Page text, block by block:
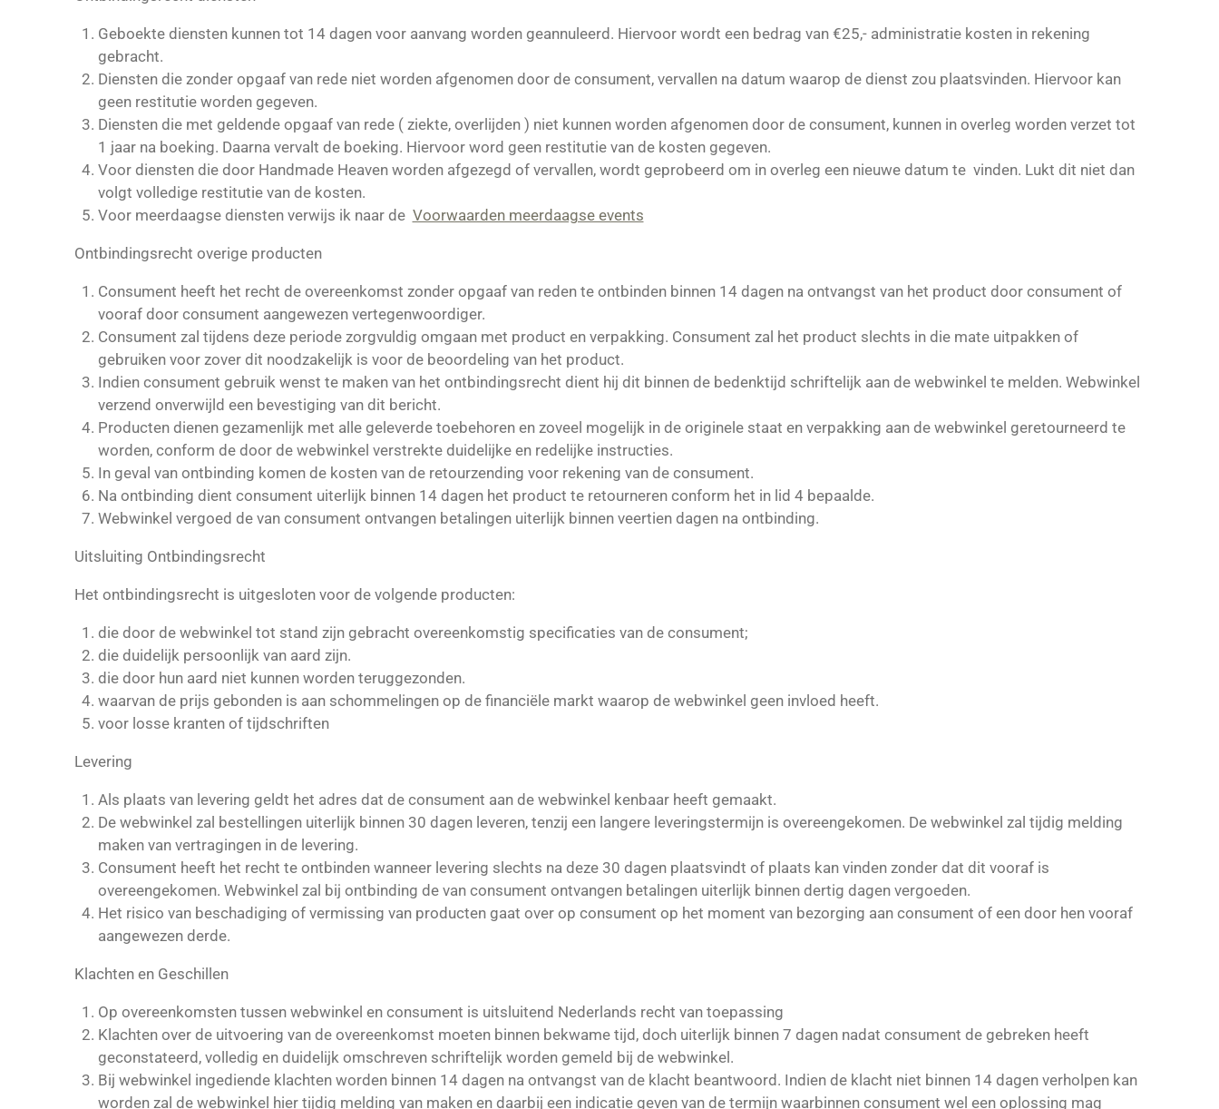
Geboekte diensten kunnen tot 14 dagen voor aanvang worden geannuleerd. Hiervoor wordt een bedrag van €25,- administratie kosten in rekening
gebracht.
Diensten die zonder opgaaf van rede niet worden afgenomen door de consument, vervallen na datum waarop de dienst zou plaatsvinden. Hiervoor kan
geen restitutie worden gegeven.
Diensten die met geldende opgaaf van rede ( ziekte, overlijden ) niet kunnen worden afgenomen door de consument, kunnen in overleg worden verzet tot
1 jaar na boeking. Daarna vervalt de boeking. Hiervoor word geen restitutie van de kosten gegeven.
Voor diensten die door Handmade Heaven worden afgezegd of vervallen, wordt geprobeerd om in overleg een nieuwe datum te vinden. Lukt dit niet dan
volgt volledige restitutie van de kosten.
Voor meerdaagse diensten verwijs ik naar de Voorwaarden meerdaagse events
Ontbindingsrecht overige producten
Consument heeft het recht de overeenkomst zonder opgaaf van reden te ontbinden binnen 14 dagen na ontvangst van het product door consument of
vooraf door consument aangewezen vertegenwoordiger.
Consument zal tijdens deze periode zorgvuldig omgaan met product en verpakking. Consument zal het product slechts in die mate uitpakken of
gebruiken voor zover dit noodzakelijk is voor de beoordeling van het product.
Indien consument gebruik wenst te maken van het ontbindingsrecht dient hij dit binnen de bedenktijd schriftelijk aan de webwinkel te melden. Webwinkel
verzend onverwijld een bevestiging van dit bericht.
Producten dienen gezamenlijk met alle geleverde toebehoren en zoveel mogelijk in de originele staat en verpakking aan de webwinkel geretourneerd te
worden, conform de door de webwinkel verstrekte duidelijke en redelijke instructies.
In geval van ontbinding komen de kosten van de retourzending voor rekening van de consument.
Na ontbinding dient consument uiterlijk binnen 14 dagen het product te retourneren conform het in lid 4 bepaalde.
Webwinkel vergoed de van consument ontvangen betalingen uiterlijk binnen veertien dagen na ontbinding.
Uitsluiting Ontbindingsrecht
Het ontbindingsrecht is uitgesloten voor de volgende producten:
die door de webwinkel tot stand zijn gebracht overeenkomstig specificaties van de consument;
die duidelijk persoonlijk van aard zijn.
die door hun aard niet kunnen worden teruggezonden.
waarvan de prijs gebonden is aan schommelingen op de financiële markt waarop de webwinkel geen invloed heeft.
voor losse kranten of tijdschriften
Levering
Als plaats van levering geldt het adres dat de consument aan de webwinkel kenbaar heeft gemaakt.
De webwinkel zal bestellingen uiterlijk binnen 30 dagen leveren, tenzij een langere leveringstermijn is overeengekomen. De webwinkel zal tijdig melding
maken van vertragingen in de levering.
Consument heeft het recht te ontbinden wanneer levering slechts na deze 30 dagen plaatsvindt of plaats kan vinden zonder dat dit vooraf is
overeengekomen. Webwinkel zal bij ontbinding de van consument ontvangen betalingen uiterlijk binnen dertig dagen vergoeden.
Het risico van beschadiging of vermissing van producten gaat over op consument op het moment van bezorging aan consument of een door hen vooraf
aangewezen derde.
Klachten en Geschillen
Op overeenkomsten tussen webwinkel en consument is uitsluitend Nederlands recht van toepassing
Klachten over de uitvoering van de overeenkomst moeten binnen bekwame tijd, doch uiterlijk binnen 7 dagen nadat consument de gebreken heeft
geconstateerd, volledig en duidelijk omschreven schriftelijk worden gemeld bij de webwinkel.
Bij webwinkel ingediende klachten worden binnen 14 dagen na ontvangst van de klacht beantwoord. Indien de klacht niet binnen 14 dagen verholpen kan
worden zal de webwinkel hier tijdig melding van maken en daarbij een indicatie geven van de termijn waarbinnen consument wel een oplossing mag